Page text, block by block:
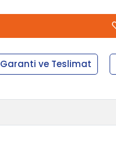
Garanti ve Teslimat